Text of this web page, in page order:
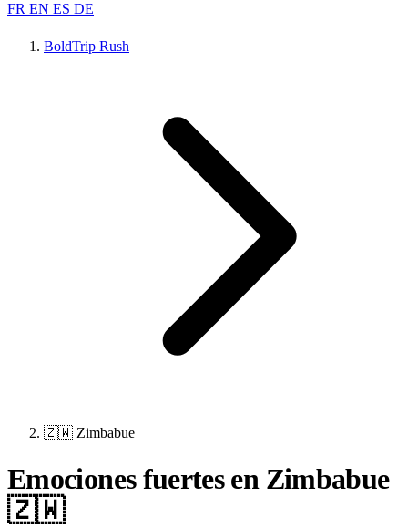
FR EN ES DE
BoldTrip Rush
🇿🇼 Zimbabue
Emociones fuertes en Zimbabue
🇿🇼